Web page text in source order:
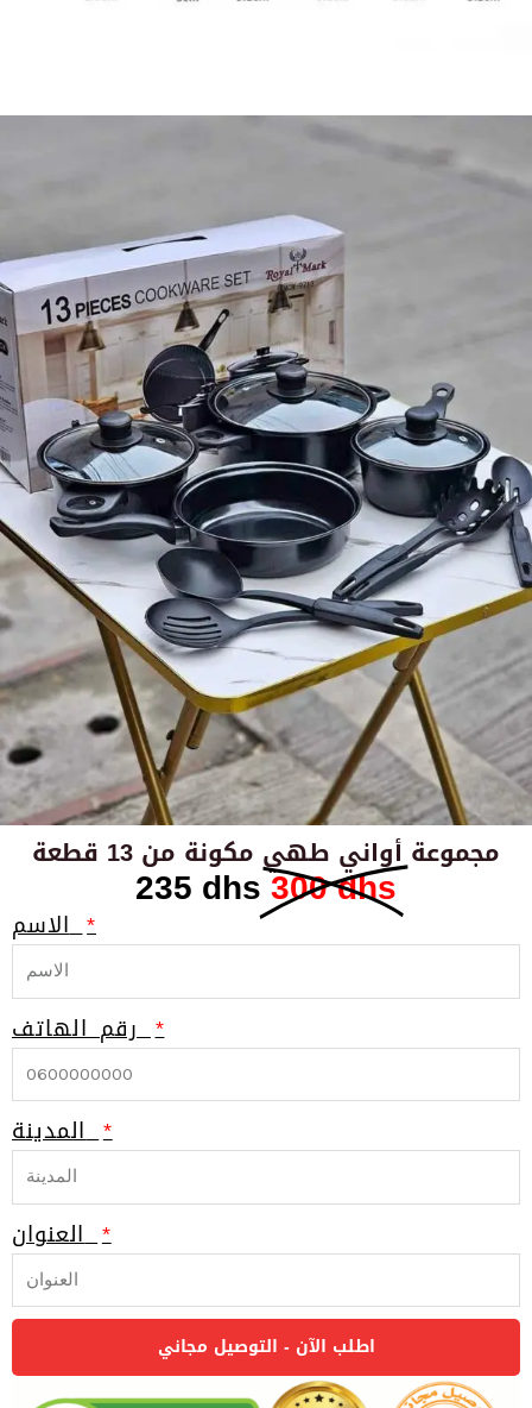
مجموعة أواني طهي مكونة من 13 قطعة
235 dhs 300 dhs
الاسم
رقم الهاتف
المدينة
العنوان
اطلب الآن - التوصيل مجاني